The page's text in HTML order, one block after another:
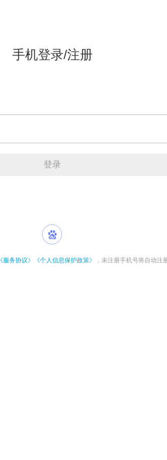
手机登录/注册
登录
《服务协议》 《个人信息保护政策》 ，未注册手机号将自动注